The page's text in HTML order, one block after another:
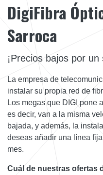
DigiFibra
Sarroca
¡Precios bajos por
La empresa de
instalar su propia red de
Los megas que DIGI pone
es decir, van a la misma
bajada, y además, la
deseas añadir una línea
mes.
Cuál de nuestras ofertas